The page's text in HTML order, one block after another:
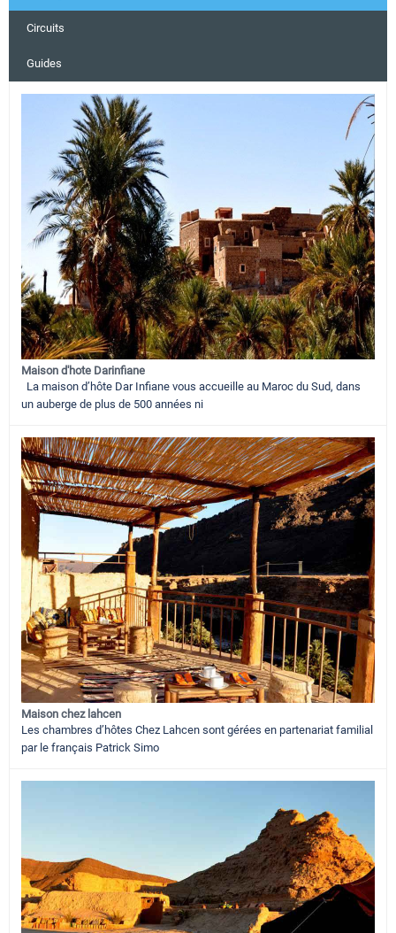
Circuits
Guides
Maison d'hote Darinfiane
La maison d’hôte Dar Infiane vous accueille au Maroc du Sud, dans
un auberge de plus de 500 années ni
Maison chez lahcen
Les chambres d’hôtes Chez Lahcen sont gérées en partenariat familial
par le français Patrick Simo